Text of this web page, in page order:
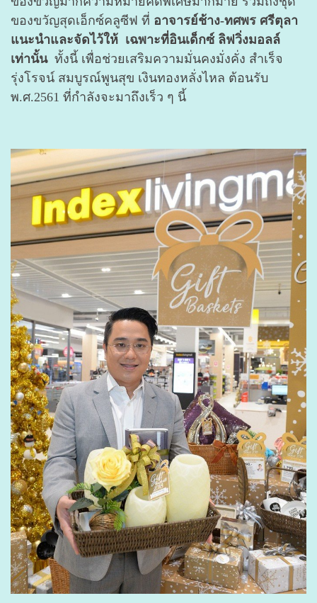
ของขวัญสุดเอ็กซ์คลูซีฟ ที่ อาจารย์ช้าง-ทศพร ศรีตุลา
แนะนำและจัดไว้ให้ เฉพาะที่อินเด็กซ์ ลิฟวิ่งมอลล์
เท่านั้นทั้งนี้ เพื่อช่วยเสริมความมั่นคงมั่งคั่ง สำเร็จ
รุ่งโรจน์ สมบูรณ์พูนสุข เงินทองหลั่งไหล ต้อนรับ
พ.ศ.2561 ที่กำลังจะมาถึงเร็ว ๆ นี้